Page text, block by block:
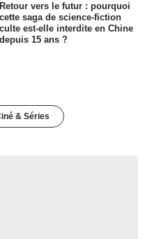
Retour vers le futur : pourquoi
cette saga de science-fiction
culte est-elle interdite en Chine
depuis 15 ans ?
& Séries